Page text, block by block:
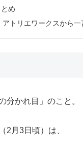
とめ
アトリエワークスから一
分かれ目」のこと。
2月3日頃）は、